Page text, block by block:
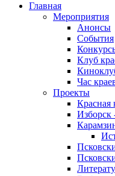
Главная
Мероприятия
Анонсы
События
Клуб
Час
Проекты
Красная
Изборск